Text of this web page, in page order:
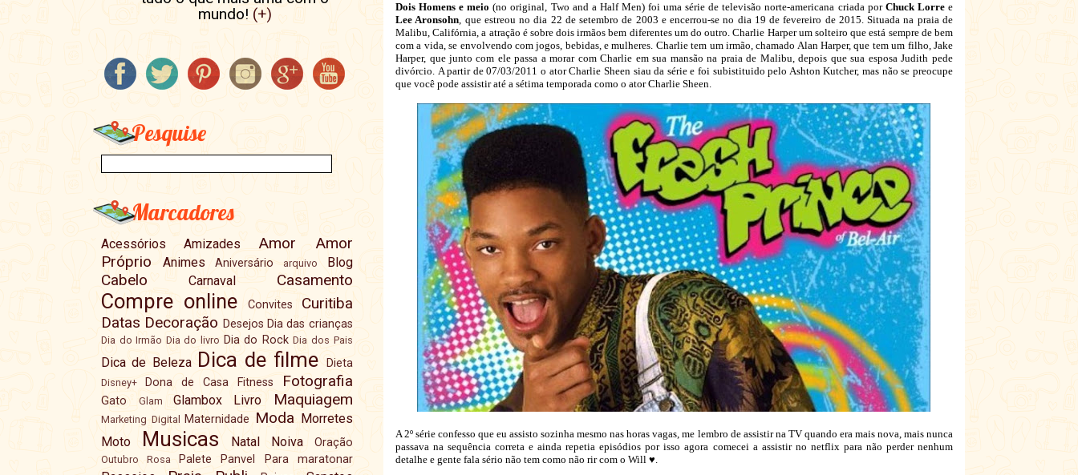
Dois Homens e meio (no original, Two and a Half Men) foi uma série de televisão norte-americana criada por Chuck Lorree
Lee Aronsohn , que estreou no dia 22 de setembro de 2003 e encerrou-se no dia 19 de fevereiro de 2015. Situada na praia de
Malibu, Califórnia, a atração é sobre dois irmãos bem diferentes um do outro. Charlie Harper um solteiro que está sempre de bem
com a vida, se envolvendo com jogos, bebidas, e mulheres. Charlie tem um irmão, chamado Alan Harper, que tem um filho, Jake
Harper, que junto com ele passa a morar com Charlie em sua mansão na praia de Malibu, depois que sua esposa Judith pede
divórcio. A partir de 07/03/2011 o ator Charlie Sheen siau da série e foi subistituido pelo Ashton Kutcher, mas não se preocupe
que você pode assistir até a sétima temporada como o ator Charlie Sheen.
A 2º série confesso que eu assisto sozinha mesmo nas horas vagas, me lembro de assistir na TV quando era mais nova, mais nunca
passava na sequência correta e ainda repetia episódios por isso agora comecei a assistir no netflix para não perder nenhum
detalhe e gente fala sério não tem como não rir com o Will ♥.
mundo! (+)
Pesquise
Marcadores
Acessórios Amizades Amor
Amor
Próprio
Animes Aniversário arquivo Blog
Cabelo Carnaval Casamento
Compre online Convites
Curitiba
Datas Decoração Desejos Dia das crianças
Dia do Irmão Dia do livro Dia do Rock Dia dos Pais
Dica de Beleza Dica de filme Dieta
Disney+ Dona de Casa Fitness Fotografia
Gato Glam Glambox Livro Maquiagem
Marketing Digital Maternidade Moda Morretes
Moto
Musicas Natal Noiva Oração
Outubro Rosa Palete Panvel Para maratonar